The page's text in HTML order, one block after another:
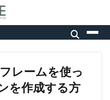
レームを使っ
を作成する方